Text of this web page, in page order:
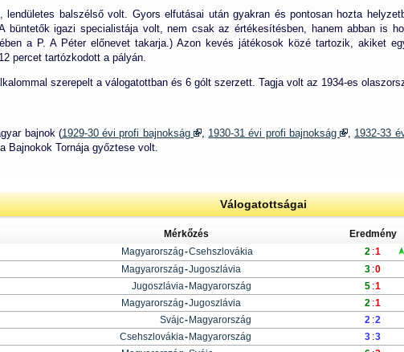
lendületes balszélső volt. Gyors elfutásai után gyakran és pontosan hozta
büntetők igazi specialistája volt, nem csak az értékesítésben, hanem abban is
a P. A Péter előnevet takarja.) Azon kevés játékosok közé tartozik, akiket
percet tartózkodott a pályán.
szerepelt a válogatottban és 6 gólt szerzett. Tagja volt az 1934-es
bajnok (1929-30 évi profi bajnokság , 1930-31 évi profi bajnokság 1932-33
Bajnokok Tornája győztese volt.
Válogatottságai
Mérkőzés Eredmény
Magyarország-Csehszlovákia 2 :1
Magyarország-Jugoszlávia 3 :0
Jugoszlávia- Magyarország 5 :1
Magyarország-Jugoszlávia 2 :1
Svájc- Magyarország 2 :2
Csehszlovákia- Magyarország 3 :3